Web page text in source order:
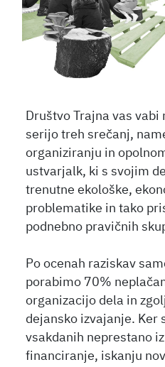
Društvo Trajna vas vabi
serijo treh srečanj,
organiziranju in
ustvarjalk, ki s svojim
trenutne ekološke,
problematike in tako
podnebno pravičnih
Po ocenah raziskav
porabimo 70%
organizacijo dela in
dejansko izvajanje. Ker
vsakdanih neprestano
financiranje, iskanju